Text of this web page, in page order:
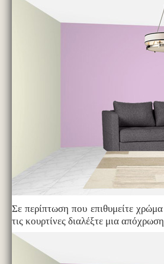
Σε περίπτωση που επιθυμείτε
τις κουρτίνες διαλέξτε μια